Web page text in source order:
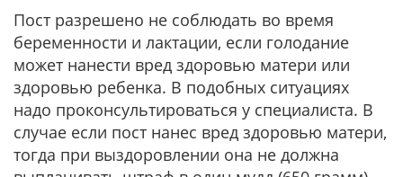
Пост разрешено не соблюдать во время
беременности и лактации, если голодание
может нанести вред здоровью матери или
здоровью ребенка. В подобных ситуациях
надо проконсультироваться у специалиста. В
случае если пост нанес вред здоровью матери,
тогда при выздоровлении она не должна